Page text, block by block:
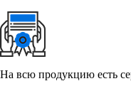
На всю продукцию есть